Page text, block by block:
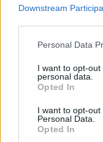
Downstream
Personal Data
I want to opt-
personal data.
Opted In
I want to opt-
Personal Data.
Opted In